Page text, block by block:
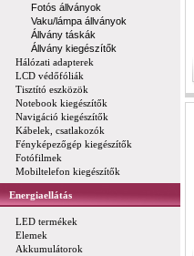
Fotós állványok
Vaku/lámpa állványok
Állvány táskák
Állvány kiegészítők
Hálózati adapterek
LCD védőfóliák
Tisztító eszközök
Notebook kiegészítők
Navigáció kiegészítők
Kábelek, csatlakozók
Fényképezőgép kiegészítők
Fotófilmek
Mobiltelefon kiegészítők
Energiaellátás
LED termékek
Elemek
Akkumulátorok